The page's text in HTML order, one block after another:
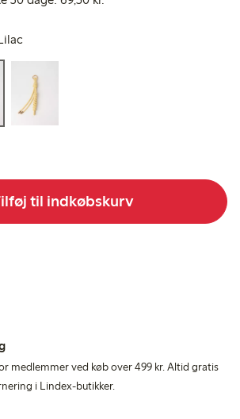
til indkøbskurv
medlemmer ved køb over 499 kr. Altid gratis
i Lindex-butikker.